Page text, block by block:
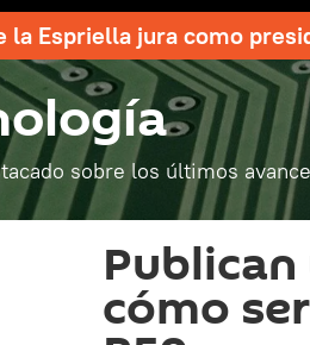
la Espriella jura como
sobre los últimos
cómo